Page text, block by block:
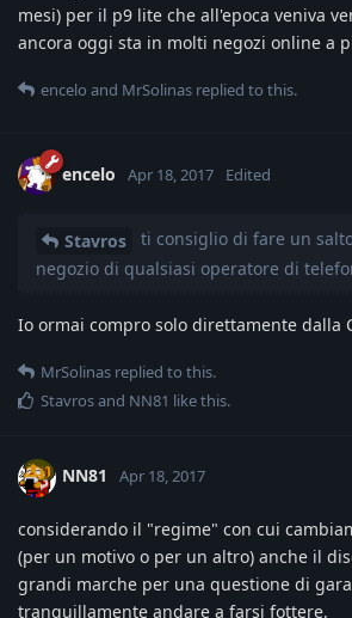
mesi) per il p9 lite che all'epoca veniva
ancora oggi sta in molti negozi online a
encelo and MrSolinas replied to this.
encelo Apr 18, 2017 Edited
Stavros
ti consiglio di fare un
negozio di qualsiasi operatore di
Io ormai compro solo direttamente dalla
MrSolinas replied to this.
Stavrosand NN81 like this.
NN81 Apr 18, 2017
considerando il "regime" con cui
(per un motivo o per un altro) anche il
grandi marche per una questione di
tranquillamente andare a farsi fottere.